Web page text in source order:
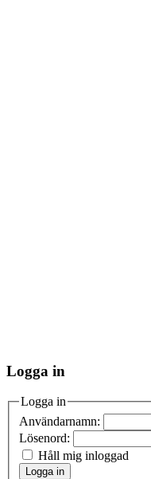
Logga in
Logga in
Användarnamn:
Lösenord:
Håll mig inloggad
Logga in